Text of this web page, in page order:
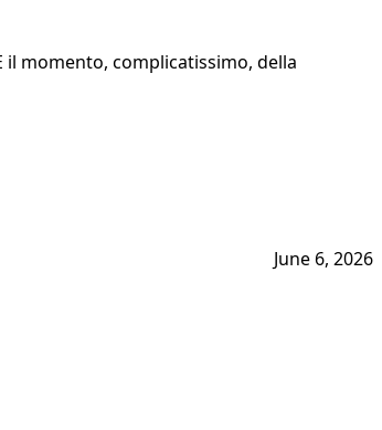
il momento, complicatissimo, della
June 6, 2026